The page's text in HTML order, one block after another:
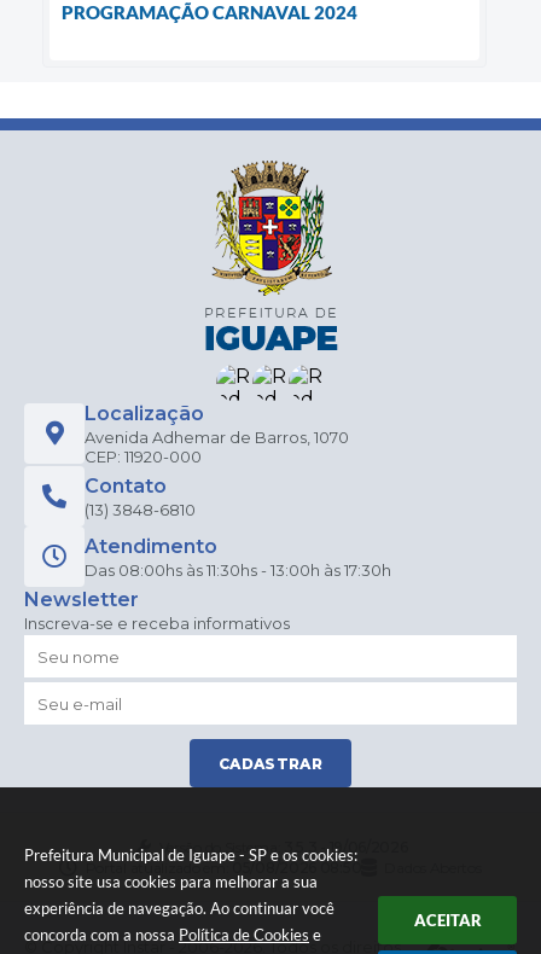
Prefeitura Municipal de Iguape - SP e os cookies:
nosso site usa cookies para melhorar a sua
experiência de navegação. Ao continuar você
concorda com a nossa Política de Cookies e
ACEITAR
PROGRAMAÇÃO CARNAVAL 2024
Localização
Avenida Adhemar de Barros, 1070
CEP: 11920-000
Contato
(13) 3848-6810
Atendimento
Das 08:00hs às 11:30hs - 13:00h às 17:30h
Newsletter
Inscreva-se e receba informativos
CADASTRAR
Versão do Sistema:
3.5.3 - 19/06/2026
Portal atualizado em:
© Copyright Instar - 2006-2026. Todos os direitos